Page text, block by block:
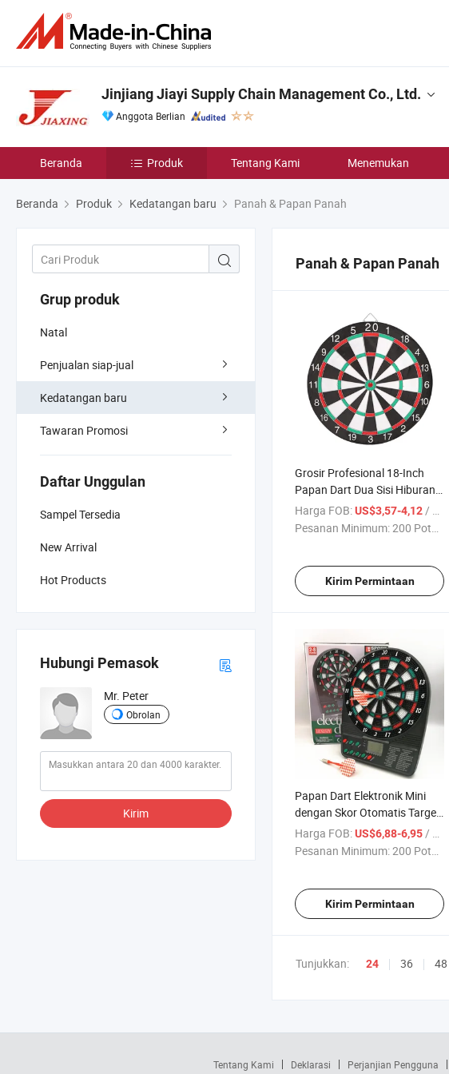
Jinjiang Jiayi Supply Chain Management Co., Ltd.
Anggota Berlian
Beranda Produk Tentang Kami Menemukan
Beranda Produk Kedatangan baru Panah & Papan Panah
Grup produk
Natal
Penjualan siap-jual
Kedatangan baru
Tawaran Promosi
Daftar Unggulan
Sampel Tersedia
New Arrival
Hot Products
Hubungi Pemasok
Mr. Peter
Obrolan
Kirim
Panah & Papan Panah
Grosir Profesional 18-Inch
Papan Dart Dua Sisi Hiburan
dan Rekreasi
Harga FOB:US$3,57-4,12/ Bagian
Pesanan Minimum:200 Potong
Kirim Permintaan
Papan Dart Elektronik Mini
dengan Skor Otomatis Target
Plastik Hiburan Rekreasi
Harga FOB:US$6,88-6,95 / Bagian
Pesanan Minimum:200 Potong
Kirim Permintaan
Tunjukkan: 24 36 48
Tentang Kami Deklarasi Perjanjian Pengguna